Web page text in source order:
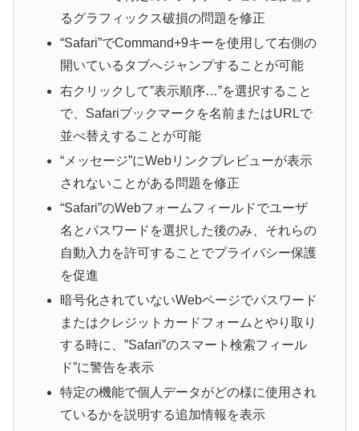
るグラフィックス破損の問題を修正
“Safari”でCommand+9キーを使用して右側の
開いているタブへジャンプすることが可能
右クリックして”表示順序…”を選択すること
で、Safariブックマークを名前またはURLで
並べ替えすることが可能
“メッセージ”にWebリンクプレビューが表示
されないことがある問題を修正
“Safari”のWebフォームフィールドでユーザ
名とパスワードを選択した後のみ、それらの
自動入力を許可することでプライバシー保護
を促進
暗号化されていないWebページでパスワード
またはクレジットカードフォームとやり取り
する時に、”Safari”のスマート検索フィール
ド”に警告を表示
特定の機能で個人データがどの様に使用され
ているかを説明する追加情報を表示